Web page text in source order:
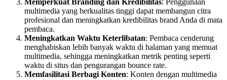
multimedia yang berkualitas tinggi dapat membangun citra
profesional dan meningkatkan kredibilitas brand Anda di mata
pembaca.
Meningkatkan Waktu Keterlibatan: Pembaca cenderung
menghabiskan lebih banyak waktu di halaman yang memuat
multimedia, sehingga meningkatkan metrik penting seperti
waktu di situs dan pengurangan bounce rate.
Memfasilitasi Berbagi Konten: Konten dengan multimedia